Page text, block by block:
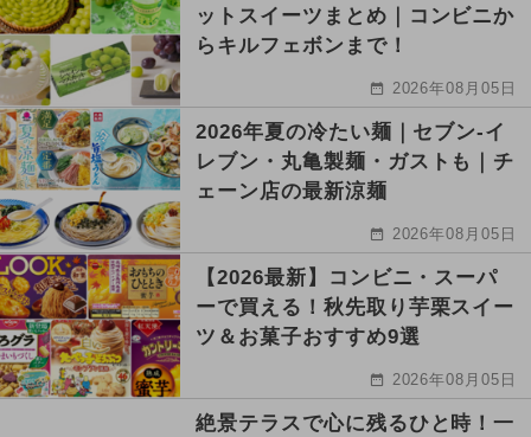
ットスイーツまとめ｜コンビニか
らキルフェボンまで！
2026年08月05日
2026年夏の冷たい麺｜セブン‐イ
レブン・丸亀製麺・ガストも｜チ
ェーン店の最新涼麺
2026年08月05日
【2026最新】コンビニ・スーパ
ーで買える！秋先取り芋栗スイー
ツ＆お菓子おすすめ9選
2026年08月05日
絶景テラスで心に残るひと時！一